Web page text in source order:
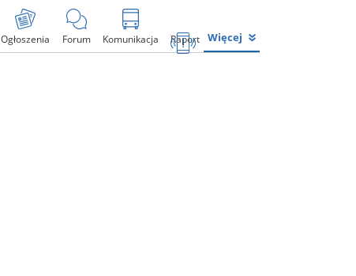
Ogłoszenia Forum Komunikacja Raport Więcej